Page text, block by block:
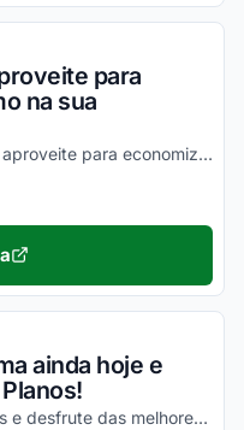
para
na sua
Garanta os melhores benefícios e aproveite para economizar com facilidade!
ainda hoje e
Aproveite com descontos incríveis e desfrute das melhores vantagens com facilidade!